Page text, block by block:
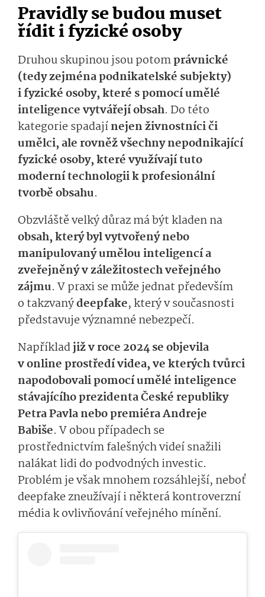
Pravidly se budou muset
řídit i fyzické osoby
Druhou skupinou jsou potomprávnické
(tedy zejména podnikatelské subjekty)
i fyzické osoby, které s pomocí umělé
inteligence vytvářejí obsah. Do této
kategorie spadajínejen živnostníci či
umělci, ale rovněž všechny nepodnikající
fyzické osoby, které využívají tuto
moderní technologii k profesionální
tvorbě obsahu.
Obzvláště velký důraz má být kladen na
obsah, který byl vytvořený nebo
manipulovaný umělou inteligencí a
zveřejněný v záležitostech veřejného
zájmu. V praxi se může jednat především
o takzvanýde­epfake, který v současnosti
představuje významné nebezpečí.
Napříkladjiž v roce 2024 se objevila
v online prostředí videa, ve kterých tvůrci
napodobovali pomocí umělé inteligence
stávajícího prezidenta České republiky
Petra Pavla nebo premiéra Andreje
Babiše. V obou případech se
prostřednictvím falešných videí snažili
nalákat lidi do podvodných investic.
Problém je však mnohem rozsáhlejší, neboť
deepfake zneužívají i některá kontroverzní
média k ovlivňování veřejného mínění.